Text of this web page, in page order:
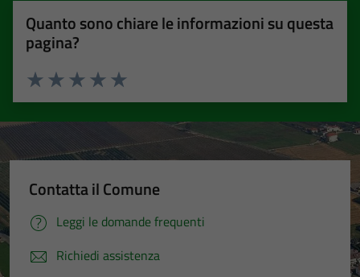
Quanto sono chiare le informazioni su questa
pagina?
Valuta 5 stelle su 5
Valuta 4 stelle su 5
Valuta 3 stelle su 5
Valuta 2 stelle su 5
Valuta 1 stelle su 5
Contatta il Comune
Leggi le domande frequenti
Richiedi assistenza